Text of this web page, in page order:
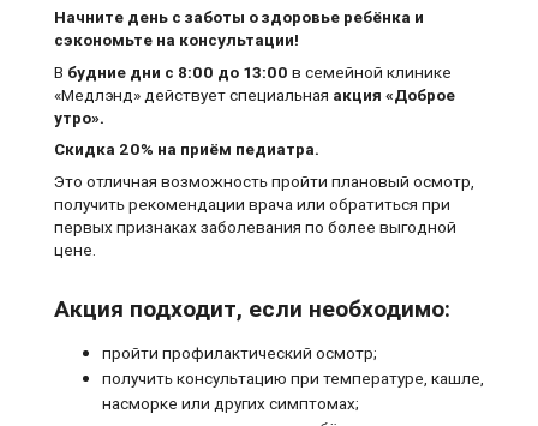
Начните день с заботы о здоровье ребёнка и
сэкономьте на консультации!
В будние дни с 8:00 до 13:00 в семейной клинике
«Медлэнд» действует специальная акция «Доброе
утро».
Скидка 20% на приём педиатра.
Это отличная возможность пройти плановый осмотр,
получить рекомендации врача или обратиться при
первых признаках заболевания по более выгодной
цене.
Акция подходит, если необходимо:
пройти профилактический осмотр;
получить консультацию при температуре, кашле,
насморке или других симптомах;